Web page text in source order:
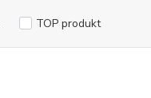
TOP produkt